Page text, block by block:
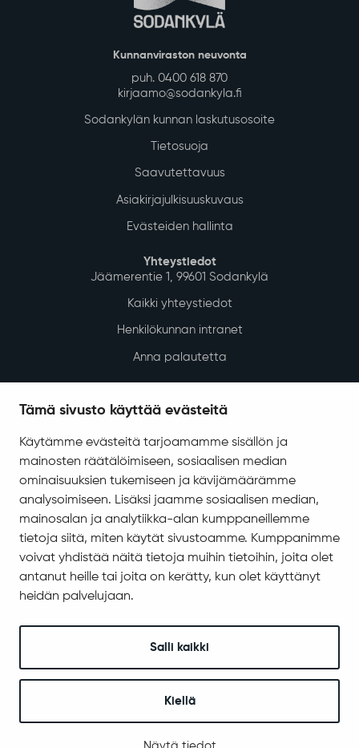
Tämä sivusto käyttää evästeitä
Käytämme evästeitä tarjoamamme sisällön ja
mainosten räätälöimiseen, sosiaalisen median
ominaisuuksien tukemiseen ja kävijämäärämme
analysoimiseen. Lisäksi jaamme sosiaalisen median,
mainosalan ja analytiikka-alan kumppaneillemme
tietoja siitä, miten käytät sivustoamme. Kumppanimme
voivat yhdistää näitä tietoja muihin tietoihin, joita olet
antanut heille tai joita on kerätty, kun olet käyttänyt
heidän palvelujaan.
Salli kaikki
Kiellä
Kunnanviraston neuvonta
puh. 0400 618 870
kirjaamo@sodankyla.fi
Sodankylän kunnan laskutusosoite
Tietosuoja
Saavutettavuus
Asiakirjajulkisuuskuvaus
Evästeiden hallinta
Yhteystiedot
Jäämerentie 1, 99601 Sodankylä
Kaikki yhteystiedot
Henkilökunnan intranet
Anna palautetta
© 2025 Sodankylä